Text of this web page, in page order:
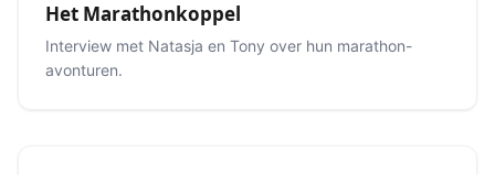
Het Marathonkoppel
Interview met Natasja en Tony over hun marathon-
avonturen.